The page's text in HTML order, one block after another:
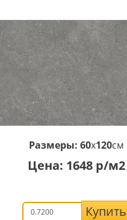
Размеры: 60x120см
Цена: 1648 р/м2
Купить